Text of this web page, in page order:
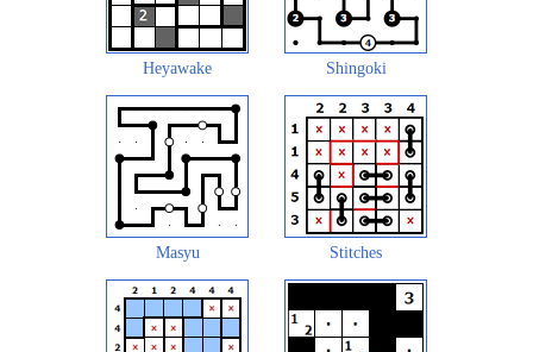
Heyawake Shingoki
Masyu Stitches